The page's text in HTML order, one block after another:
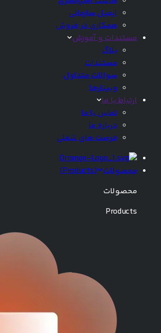
ایمیل سازمانی
همکاری در فروش
مستندات و آموزش
بلاگ
مستندات
سوالات متداول
وبینارها
ارتباط با ما
تماس با ما
درباره ما
فرصت های شغلی
محصولات (
Products
)
محصولات
Products